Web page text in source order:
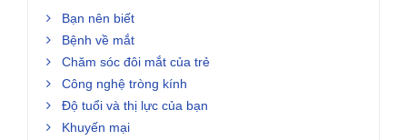
Bạn nên biết
Bệnh về mắt
Chăm sóc đôi mắt của trẻ
Công nghệ tròng kính
Độ tuổi và thị lực của bạn
Khuyến mại